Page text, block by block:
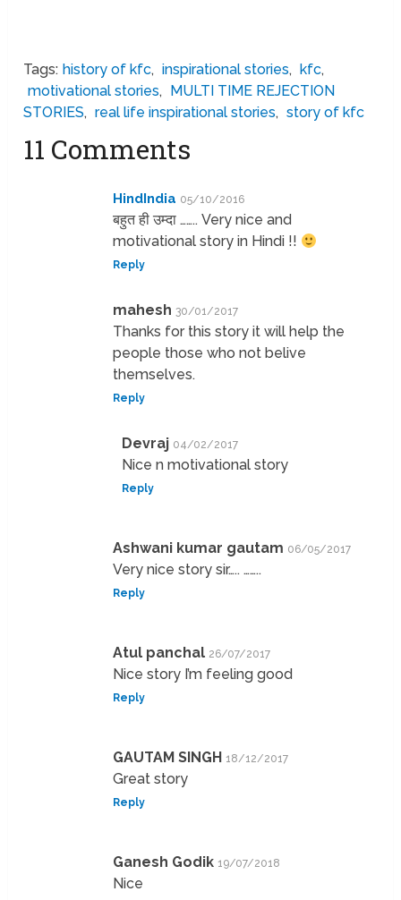
Tags: history of kfc, inspirational stories, kfc,
motivational stories, MULTI TIME REJECTION
STORIES, real life inspirational stories, story of kfc
11 Comments
HindIndia 05/10/2016
बहुत ही उम्दा …….. Very nice and
motivational story in Hindi !!
Reply
mahesh 30/01/2017
Thanks for this story it will help the
people those who not belive
themselves.
Reply
Devraj 04/02/2017
Nice n motivational story
Reply
Ashwani kumar gautam 06/05/2017
Very nice story sir….. ……..
Reply
Atul panchal 26/07/2017
Nice story I’m feeling good
Reply
GAUTAM SINGH 18/12/2017
Great story
Reply
Ganesh Godik 19/07/2018
Nice